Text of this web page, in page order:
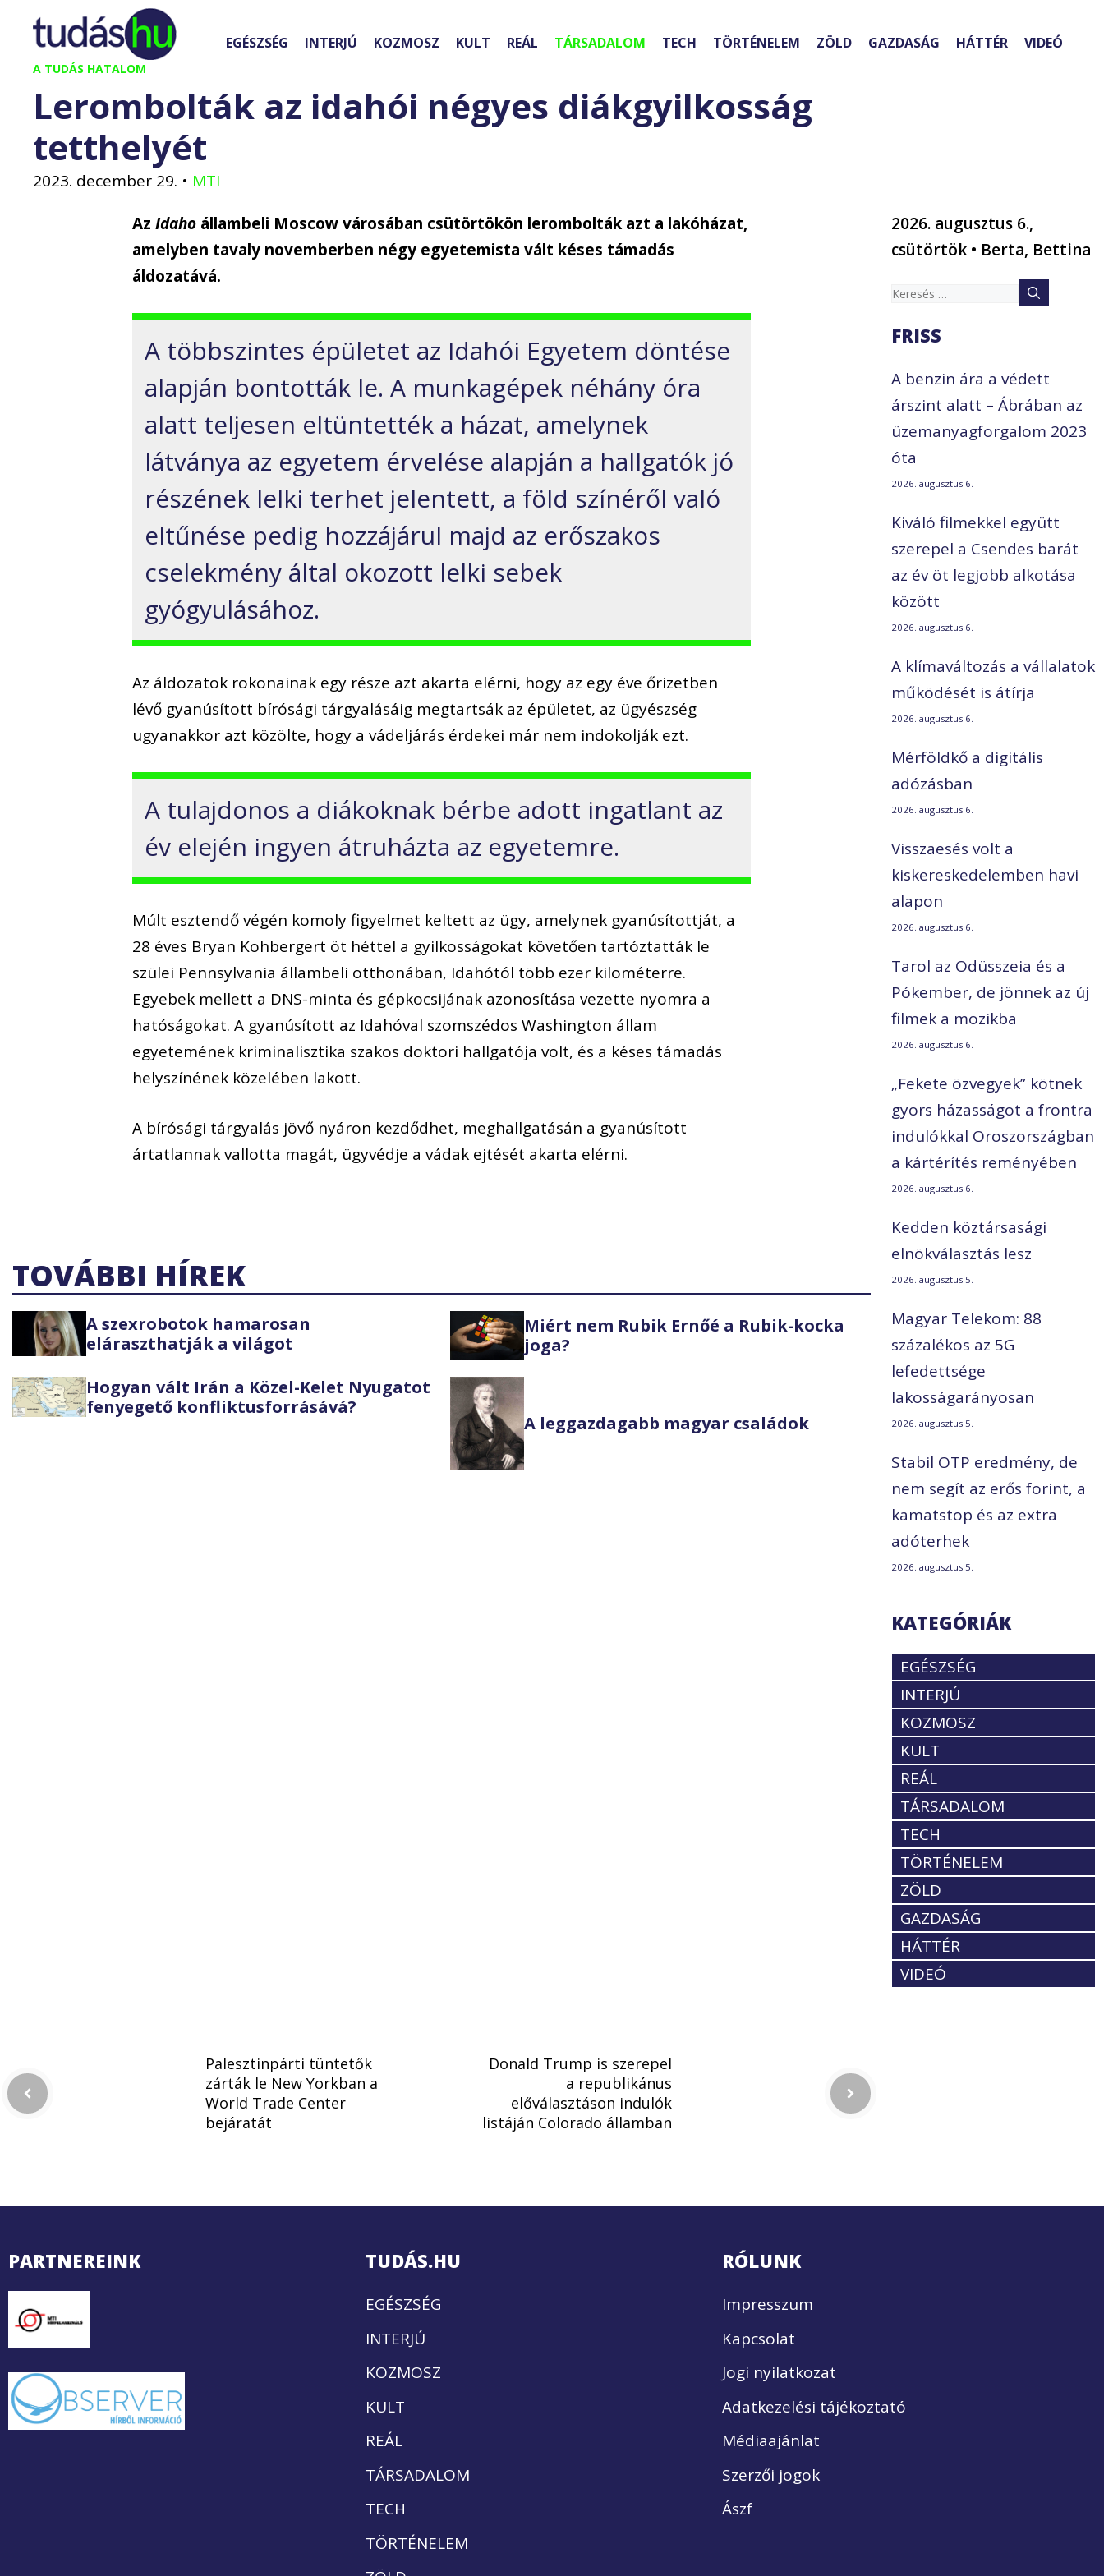
Kilépés
tartalomba
A TUDÁS HATALOM
EGÉSZSÉG INTERJÚ KOZMOSZ KULT REÁL TÁRSADALOM TECH TÖRTÉNELEM ZÖLD GAZDASÁG HÁTTÉR VIDEÓ
Lerombolták az idahói négyes diákgyilkosság
tetthelyét
2023. december 29. • MTI
AzIdaho állambeli Moscow városában csütörtökön lerombolták azt a lakóházat,
amelyben tavaly novemberben négy egyetemista vált késes támadás
áldozatává.
A többszintes épületet az Idahói Egyetem döntése
alapján bontották le. A munkagépek néhány óra
alatt teljesen eltüntették a házat, amelynek
látványa az egyetem érvelése alapján a hallgatók jó
részének lelki terhet jelentett, a föld színéről való
eltűnése pedig hozzájárul majd az erőszakos
cselekmény által okozott lelki sebek
gyógyulásához.
Az áldozatok rokonainak egy része azt akarta elérni, hogy az egy éve őrizetben
lévő gyanúsított bírósági tárgyalásáig megtartsák az épületet, az ügyészség
ugyanakkor azt közölte, hogy a vádeljárás érdekei már nem indokolják ezt.
A tulajdonos a diákoknak bérbe adott ingatlant az
év elején ingyen átruházta az egyetemre.
Múlt esztendő végén komoly figyelmet keltett az ügy, amelynek gyanúsítottját, a
28 éves Bryan Kohbergert öt héttel a gyilkosságokat követően tartóztatták le
szülei Pennsylvania állambeli otthonában, Idahótól több ezer kilométerre.
Egyebek mellett a DNS-minta és gépkocsijának azonosítása vezette nyomra a
hatóságokat. A gyanúsított az Idahóval szomszédos Washington állam
egyetemének kriminalisztika szakos doktori hallgatója volt, és a késes támadás
helyszínének közelében lakott.
A bírósági tárgyalás jövő nyáron kezdődhet, meghallgatásán a gyanúsított
ártatlannak vallotta magát, ügyvédje a vádak ejtését akarta elérni.
TOVÁBBI HÍREK
A szexrobotok hamarosan
eláraszthatják a világot
Miért nem Rubik Ernőé a Rubik-kocka
joga?
Hogyan vált Irán a Közel-Kelet Nyugatot
fenyegető konfliktusforrásává?
A leggazdagabb magyar családok
2026. augusztus 6.,
csütörtök • Berta, Bettina
Keresés:
FRISS
A benzin ára a védett
árszint alatt – Ábrában az
üzemanyagforgalom 2023
óta
2026. augusztus 6.
Kiváló filmekkel együtt
szerepel a Csendes barát
az év öt legjobb alkotása
között
2026. augusztus 6.
A klímaváltozás a vállalatok
működését is átírja
2026. augusztus 6.
Mérföldkő a digitális
adózásban
2026. augusztus 6.
Visszaesés volt a
kiskereskedelemben havi
alapon
2026. augusztus 6.
Tarol az Odüsszeia és a
Pókember, de jönnek az új
filmek a mozikba
2026. augusztus 6.
„Fekete özvegyek” kötnek
gyors házasságot a frontra
indulókkal Oroszországban
a kártérítés reményében
2026. augusztus 6.
Kedden köztársasági
elnökválasztás lesz
2026. augusztus 5.
Magyar Telekom: 88
százalékos az 5G
lefedettsége
lakosságarányosan
2026. augusztus 5.
Stabil OTP eredmény, de
nem segít az erős forint, a
kamatstop és az extra
adóterhek
2026. augusztus 5.
KATEGÓRIÁK
EGÉSZSÉG
INTERJÚ
KOZMOSZ
KULT
REÁL
TÁRSADALOM
TECH
TÖRTÉNELEM
ZÖLD
GAZDASÁG
HÁTTÉR
VIDEÓ
Palesztinpárti tüntetők
zárták le New Yorkban a
World Trade Center
bejáratát
Donald Trump is szerepel
a republikánus
előválasztáson indulók
listáján Colorado államban
PARTNEREINK TUDÁS.HU
EGÉSZSÉG
INTERJÚ
KOZMOSZ
KULT
REÁL
TÁRSADALOM
TECH
TÖRTÉNELEM
RÓLUNK
Impresszum
Kapcsolat
Jogi nyilatkozat
Adatkezelési tájékoztató
Médiaajánlat
Szerzői jogok
Ászf